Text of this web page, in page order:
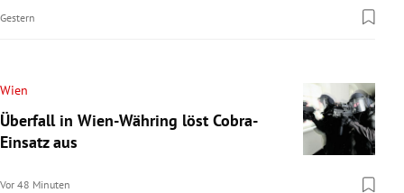
Gestern
Wien
Überfall in Wien-Währing löst Cobra-
Einsatz aus
Vor 48 Minuten